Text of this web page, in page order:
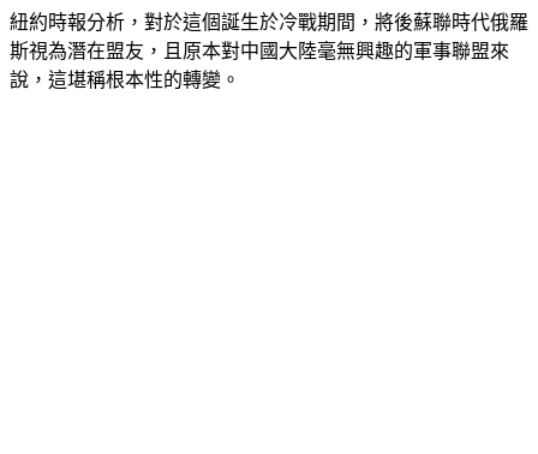
紐約時報分析，對於這個誕生於冷戰期間，將後蘇聯時代俄羅
斯視為潛在盟友，且原本對中國大陸毫無興趣的軍事聯盟來
說，這堪稱根本性的轉變。